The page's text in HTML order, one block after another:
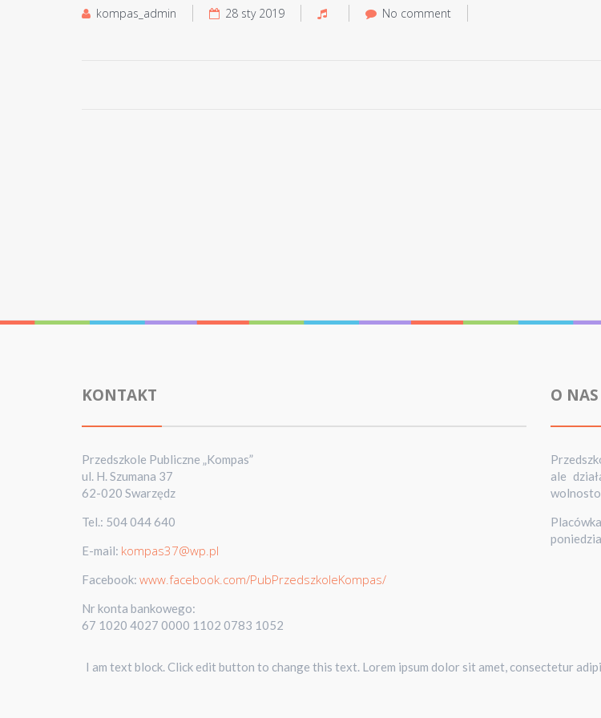
kompas_admin 28 sty 2019 No comment
KONTAKT
Przedszkole Publiczne „Kompas”
ul. H. Szumana 37
62-020 Swarzędz
Tel.: 504 044 640
E-mail: kompas37@wp.pl
Facebook: www.facebook.com/PubPrzedszkoleKompas/
Nr konta bankowego:
67 1020 4027 0000 1102 0783 1052
O NAS
ale
I am text block. Click edit button to change this text. Lorem ipsum dolor sit amet, consectetur